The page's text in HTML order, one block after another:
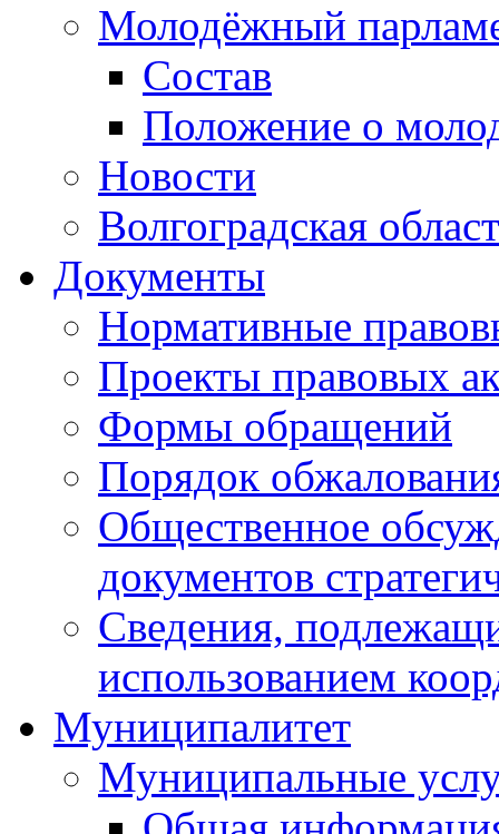
Молодёжный
Состав
Положение о
Новости
Волгоградская
Документы
Нормативные
Проекты правовых
Формы обращений
Порядок
Общественное
документов
Сведения,
использованием
Муниципалитет
Муниципальные